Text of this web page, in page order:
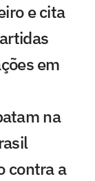
e cita
em
na
contra a